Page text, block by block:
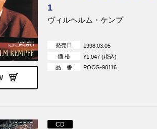
1
ヴィルヘルム・ケンプ
発売日
1998.03.05
価 格
¥1,047 (税込)
品 番
POCG-90116
CD